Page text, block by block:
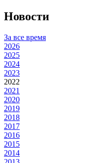
Новости
За все время
2026
2025
2024
2023
2022
2021
2020
2019
2018
2017
2016
2015
2014